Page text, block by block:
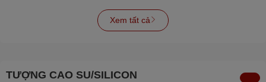
Xem tất cả
TƯỢNG CAO SU/SILICON